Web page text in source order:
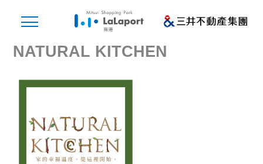
NATURAL KITCHEN